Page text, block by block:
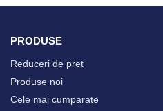
PRODUSE
Reduceri de pret
Produse noi
Cele mai cumparate